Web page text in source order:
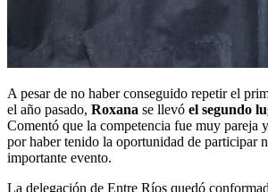
A pesar de no haber conseguido repetir el
el año pasado, Roxana se llevó el segundo
Comentó que la competencia fue muy pareja
por haber tenido la oportunidad de participar
importante evento.
La delegación de Entre Ríos quedó